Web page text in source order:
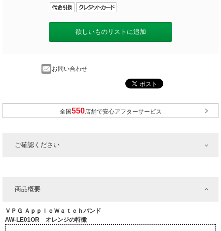
欲しいものリストに追加
お問い合わせ
全国 店舗で安心アフターサービス
ご確認ください
商品概要
ＶＰＧ ＡｐｐｌｅＷａｔｃｈバンド
AW-LE01OR オレンジの特徴